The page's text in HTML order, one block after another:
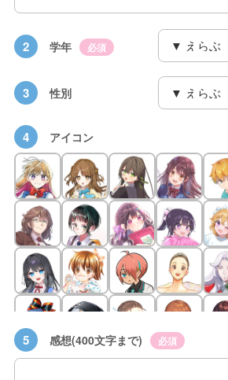
2 学年 必須
3 性別
4 アイコン
5 感想(400文字まで) 必須